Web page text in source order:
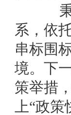
秉
系，依
串标围
境。下
策举措
上“政